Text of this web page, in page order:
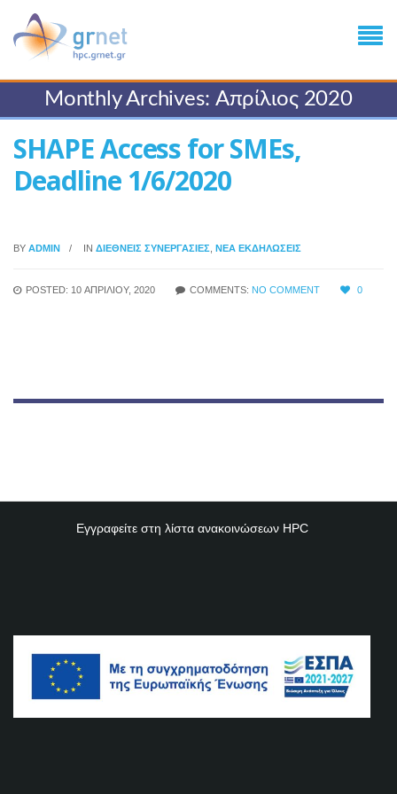
Monthly Archives: Απρίλιος 2020
SHAPE Access for SMEs,
Deadline 1/6/2020
BY ADMIN IN ΔΙΕΘΝΕΊΣ ΣΥΝΕΡΓΑΣΊΕΣ ΝΈΑ ΕΚΔΗΛΏΣΕΙΣ
POSTED: 10 ΑΠΡΙΛΊΟΥ, 2020 COMMENTS: NO COMMENT 0
Εγγραφείτε στη λίστα ανακοινώσεων HPC